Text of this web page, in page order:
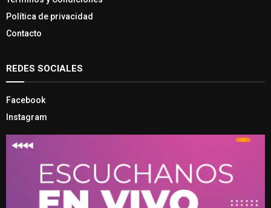
Política de privacidad
Contacto
REDES SOCIALES
Facebook
Instagram